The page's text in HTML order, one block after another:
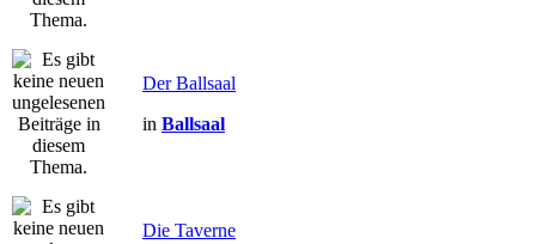
Der Ballsaal
in Ballsaal
Die Taverne